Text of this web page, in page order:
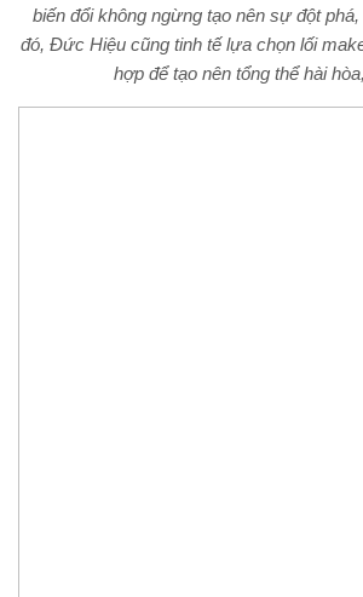
biến đổi không ngừng tạo nên sự đột
đó, Đức Hiệu cũng tinh tế lựa chọn lối
hợp để tạo nên tổng thể hài